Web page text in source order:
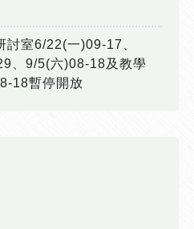
討室6/22(一)09-17、
、9/5(六)08-18及教學
18暫停開放